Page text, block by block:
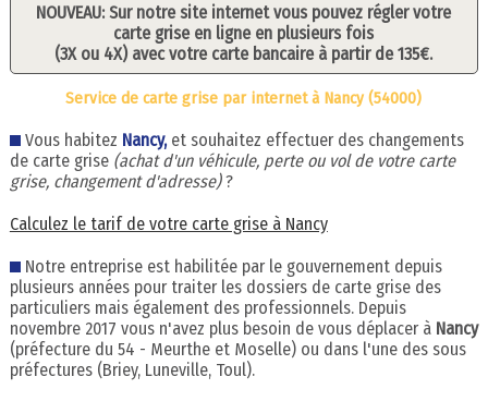
NOUVEAU: Sur notre site internet vous pouvez régler votre
carte grise en ligne en plusieurs fois
(3X ou 4X) avec votre carte bancaire à partir de 135€.
Service de carte grise par internet à Nancy (54000)
Vous habitez Nancy, et souhaitez effectuer des changements
de carte grise (achat d'un véhicule, perte ou vol de votre carte
grise, changement d'adresse)?
Calculez le tarif de votre carte grise à Nancy
Notre entreprise est habilitée par le gouvernement depuis
plusieurs années pour traiter les dossiers de carte grise des
particuliers mais également des professionnels. Depuis
novembre 2017 vous n'avez plus besoin de vous déplacer à Nancy
(préfecture du 54 - Meurthe et Moselle) ou dans l'une des sous
préfectures (Briey, Luneville, Toul).